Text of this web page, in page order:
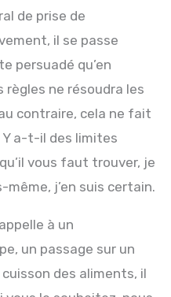
de prise de
il se passe
persuadé qu’en
règles ne résoudra les
contraire, cela ne fait
a-t-il des limites
vous faut trouver, je
même, j’en suis certain.
à un
un passage sur un
des aliments, il